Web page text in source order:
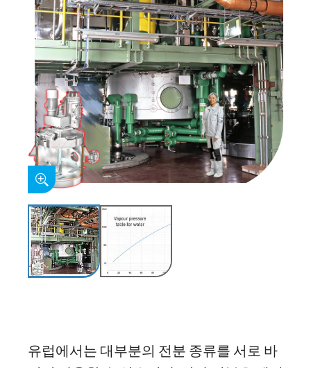
유럽에서는 대부분의 전분 종류를 서로 바